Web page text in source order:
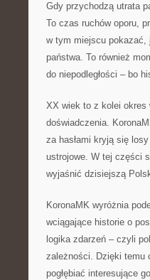
Gdy przychodzą utrata
To czas ruchów oporu,
w tym miejscu pokazać,
państwa. To również
do niepodległości – bo
XX wiek to z kolei okres
doświadczenia.
za hasłami kryją się
ustrojowe. W tej części
wyjaśnić dzisiejszą
KoronaMK wyróżnia
wciągające historie o
logika zdarzeń – czyli
zależności. Dzięki temu
pogłębiać interesujące